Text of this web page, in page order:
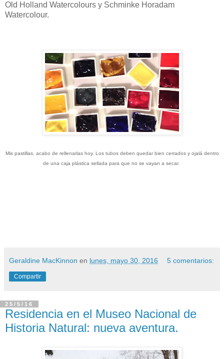
Old Holland Watercolours y Schminke Horadam
Watercolour.
Mis pastillas, acabo de rellenarlas hoy. Los tubos deben quedar bien cerrados y ojalá dentro
de una caja plástica sellada para que no se vayan a secar.
Geraldine MacKinnon en lunes, mayo 30, 2016 5 comentarios:
Compartir
25/5/16
Residencia en el Museo Nacional de
Historia Natural: nueva aventura.